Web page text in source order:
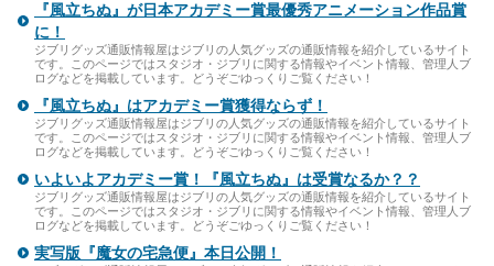
『風立ちぬ』が日本アカデミー賞最優秀アニメーション作品賞
に！
ジブリグッズ通販情報屋はジブリの人気グッズの通販情報を紹介しているサイト
です。このページではスタジオ・ジブリに関する情報やイベント情報、管理人ブ
ログなどを掲載しています。どうぞごゆっくりご覧ください！
『風立ちぬ』はアカデミー賞獲得ならず！
ジブリグッズ通販情報屋はジブリの人気グッズの通販情報を紹介しているサイト
です。このページではスタジオ・ジブリに関する情報やイベント情報、管理人ブ
ログなどを掲載しています。どうぞごゆっくりご覧ください！
いよいよアカデミー賞！『風立ちぬ』は受賞なるか？？
ジブリグッズ通販情報屋はジブリの人気グッズの通販情報を紹介しているサイト
です。このページではスタジオ・ジブリに関する情報やイベント情報、管理人ブ
ログなどを掲載しています。どうぞごゆっくりご覧ください！
実写版『魔女の宅急便』本日公開！